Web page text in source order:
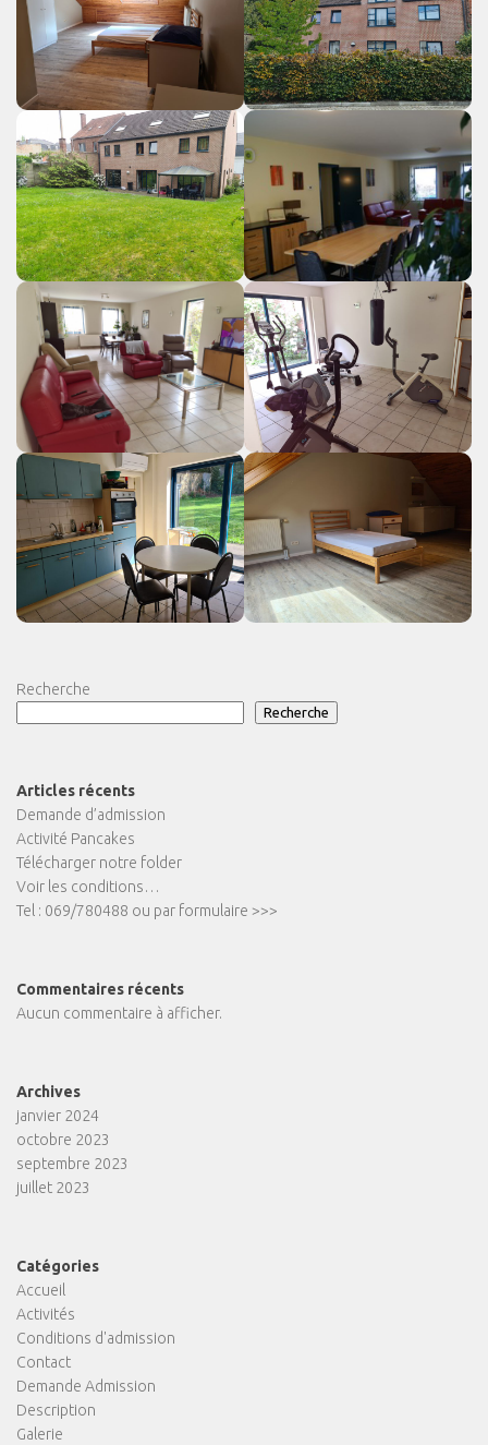
Recherche
Recherche
Articles récents
Demande d’admission
Activité Pancakes
Télécharger notre folder
Voir les conditions…
Tel : 069/780488 ou par formulaire >>>
Commentaires récents
Aucun commentaire à afficher.
Archives
janvier 2024
octobre 2023
septembre 2023
juillet 2023
Catégories
Accueil
Activités
Conditions d'admission
Contact
Demande Admission
Description
Galerie